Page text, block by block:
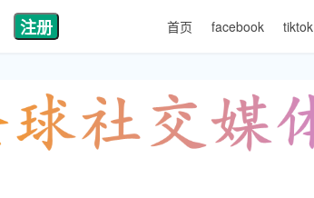
注册 首页 facebook tiktok